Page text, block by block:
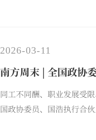
2026-03-11
南方周末 | 全国政协
同工不同酬、职业发展受
国政协委员、国浩执行合